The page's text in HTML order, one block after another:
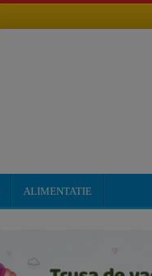
ALIMENTATIE